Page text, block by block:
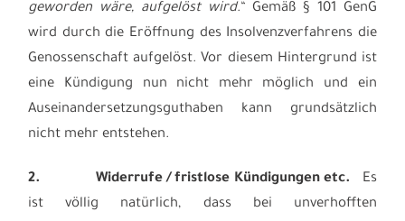
geworden wäre, aufgelöst wird.“ Gemäß § 101 GenG
wird durch die Eröffnung des Insolvenzverfahrens die
Genossenschaft aufgelöst. Vor diesem Hintergrund ist
eine Kündigung nun nicht mehr möglich und ein
Auseinandersetzungsguthaben kann grundsätzlich
nicht mehr entstehen.
2. Widerrufe / fristlose Kündigungen etc.
Es
ist völlig natürlich, dass bei unverhofften